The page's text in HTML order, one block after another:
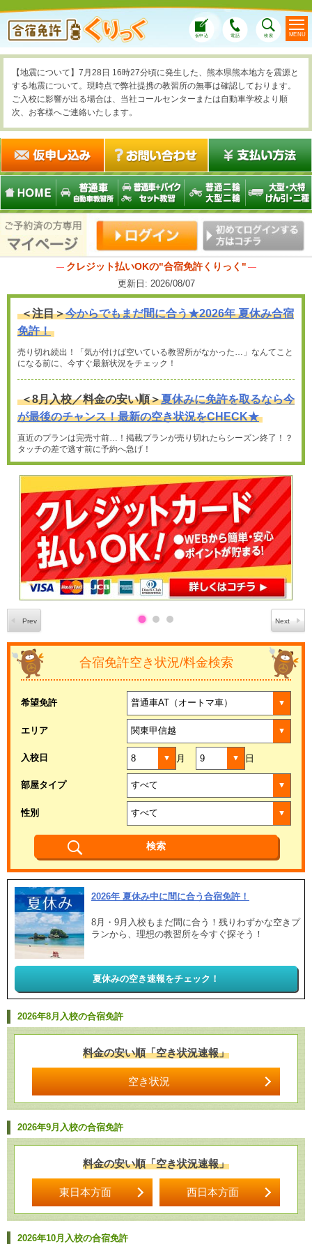
仮申込 電話 検索
【地震について】7月28日 16時27分頃に発生した、熊本県熊本地方を震源と
する地震について。現時点で弊社提携の教習所の無事は確認しております。
ご入校に影響が出る場合は、当社コールセンターまたは自動車学校より順
次、お客様へご連絡いたします。
MENU
クレジット払いOKの"合宿免許くりっく"
更新日: 2026/08/07
＜注目＞今からでもまだ間に合う★2026年 夏休み合宿
免許！
売り切れ続出！「気が付けば空いている教習所がなかった…」なんてこと
になる前に、今すぐ最新状況をチェック！
＜8月入校／料金の安い順＞夏休みに免許を取るなら今
が最後のチャンス！最新の空き状況をCHECK★
直近のプランは完売寸前…！掲載プランが売り切れたらシーズン終了！？
タッチの差で逃す前に予約へ急げ！
合宿免許空き状況/料金検索
希望免許
エリア
入校日 月 日
部屋タイプ
性別
2026年 夏休み中に間に合う合宿免許！
8月・9月入校もまだ間に合う！残りわずかな空きプ
ランから、理想の教習所を今すぐ探そう！
夏休みの空き速報をチェック！
2026年8月入校の合宿免許
料金の安い順「空き状況速報」
空き状況
2026年9月入校の合宿免許
料金の安い順「空き状況速報」
東日本方面 西日本方面
2026年10月入校の合宿免許